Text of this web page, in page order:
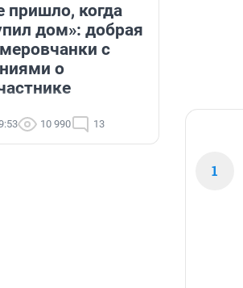
пришло, когда
дом»: добрая
с
о
10 990 13
1